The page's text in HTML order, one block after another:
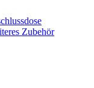
Zubehör